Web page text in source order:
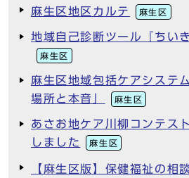
麻生区地区カルテ 麻生区
地域自己診断ツール『ちい
麻生区
麻生区地域包括ケアシステ
場所と本音」
麻生区
あさお地ケア川柳コンテス
しました
麻生区
【麻生区版】保健福祉の相